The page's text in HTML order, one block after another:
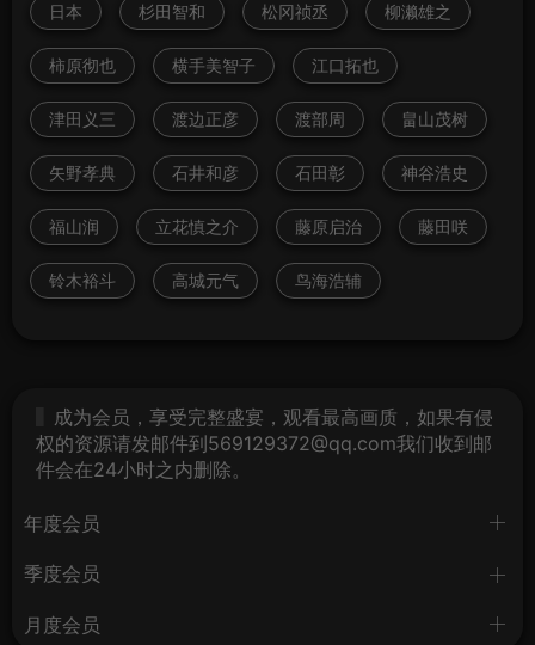
日本 杉田智和 松冈祯丞 柳濑雄之
柿原彻也 横手美智子 江口拓也
津田义三 渡边正彦 渡部周 畠山茂树
矢野孝典 石井和彦 石田彰 神谷浩史
福山润 立花慎之介 藤原启治 藤田咲
铃木裕斗 高城元气 鸟海浩辅
成为会员，享受完整盛宴，观看最高画质，如果有侵
权的资源请发邮件到569129372@qq.com我们收到邮
件会在24小时之内删除。
年度会员
季度会员
月度会员